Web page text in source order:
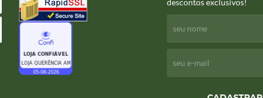
descontos exclusivos!